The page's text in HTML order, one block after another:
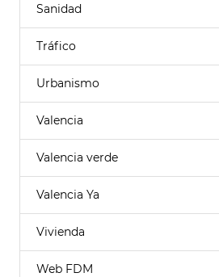
Sanidad
Tráfico
Urbanismo
Valencia
Valencia verde
Valencia Ya
Vivienda
Web FDM